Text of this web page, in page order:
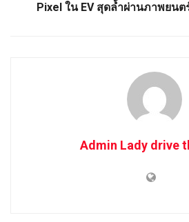
Pixel ใน EV สุดล้ำผ่านภาพยนต
Admin Lady drive